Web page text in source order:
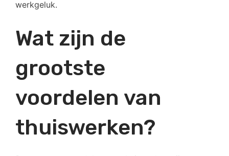
werkgeluk.
Wat zijn de
grootste
voordelen van
thuiswerken?